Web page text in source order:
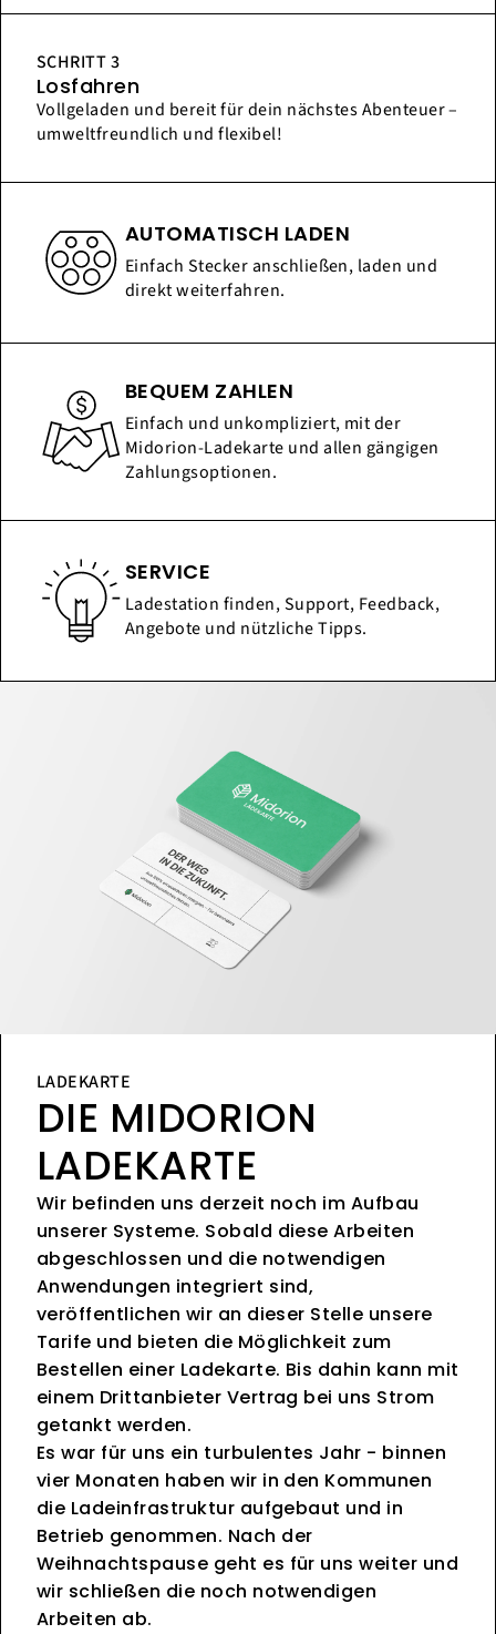
SCHRITT 3
Losfahren
Vollgeladen und bereit für dein nächstes Abenteuer –
umweltfreundlich und flexibel!
AUTOMATISCH LADEN
Einfach Stecker anschließen, laden und
direkt weiterfahren.
BEQUEM ZAHLEN
Einfach und unkompliziert, mit der
Midorion-Ladekarte und allen gängigen
Zahlungsoptionen.
SERVICE
Ladestation finden, Support, Feedback,
Angebote und nützliche Tipps.
LADEKARTE
DIE MIDORION
LADEKARTE
Wir befinden uns derzeit noch im Aufbau
unserer Systeme. Sobald diese Arbeiten
abgeschlossen und die notwendigen
Anwendungen integriert sind,
veröffentlichen wir an dieser Stelle unsere
Tarife und bieten die Möglichkeit zum
Bestellen einer Ladekarte. Bis dahin kann mit
einem Drittanbieter Vertrag bei uns Strom
getankt werden.
Es war für uns ein turbulentes Jahr - binnen
vier Monaten haben wir in den Kommunen
die Ladeinfrastruktur aufgebaut und in
Betrieb genommen. Nach der
Weihnachtspause geht es für uns weiter und
wir schließen die noch notwendigen
Arbeiten ab.